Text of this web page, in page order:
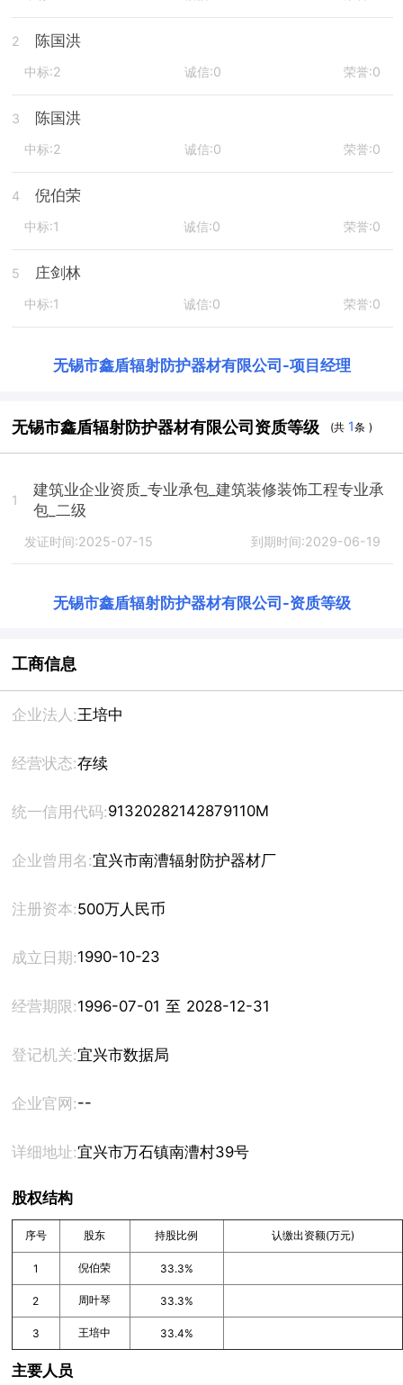
2 陈国洪
中标:2 诚信:0 荣誉:0
3 陈国洪
中标:2 诚信:0 荣誉:0
4 倪伯荣
中标:1 诚信:0 荣誉:0
5 庄剑林
中标:1 诚信:0 荣誉:0
无锡市鑫盾辐射防护器材有限公司 -项目经理
无锡市鑫盾辐射防护器材有限公司资质等级 (共 1条 )
1
建筑业企业资质_专业承包_建筑装修装饰工程专业承
包_二级
发证时间:2025-07-15 到期时间:2029-06-19
无锡市鑫盾辐射防护器材有限公司 -资质等级
工商信息
企业法人:王培中
经营状态:存续
统一信用代码:91320282142879110M
企业曾用名:宜兴市南漕辐射防护器材厂
注册资本:500万人民币
成立日期:1990-10-23
经营期限: 1996-07-01 至 2028-12-31
登记机关:宜兴市数据局
企业官网:--
详细地址:宜兴市万石镇南漕村39号
股权结构
序号 股东 持股比例 认缴出资额(万元)
1 倪伯荣 33.3%
2 周叶琴 33.3%
3 王培中 33.4%
主要人员